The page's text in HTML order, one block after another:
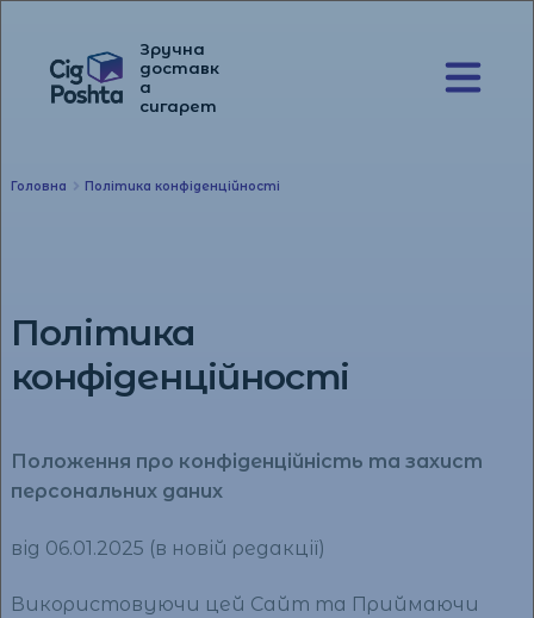
Зручна
доставк
а
сигарет
Перейти
Перейти
Головна Політика конфіденційності
Політика
конфіденційності
Положення про конфіденційність та захист
персональних даних
від 06.01.2025 (в новій редакції)
Використовуючи цей Сайт та Приймаючи